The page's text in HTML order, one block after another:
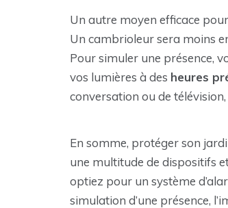
Un autre moyen efficace
Un cambrioleur sera moins
Pour simuler une présence,
vos lumières à des heures
conversation ou de
En somme, protéger son
une multitude de dispositifs
optiez pour un système
simulation d’une présence,